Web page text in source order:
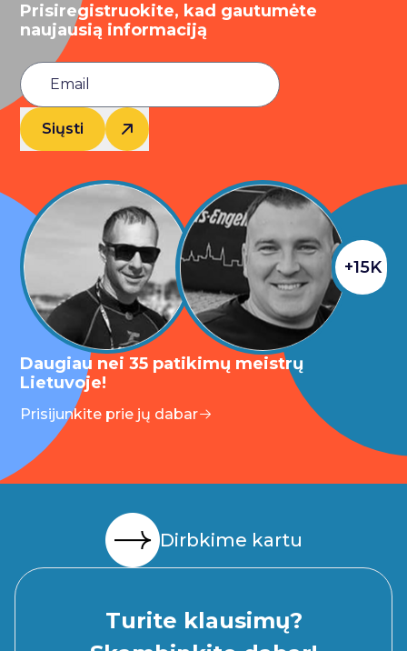
Prisiregistruokite, kad gautumėte
naujausią informaciją
Siųsti
+15K
Daugiau nei 35 patikimų meistrų
Lietuvoje!
Prisijunkite prie jų dabar
Dirbkime kartu
Turite klausimų?